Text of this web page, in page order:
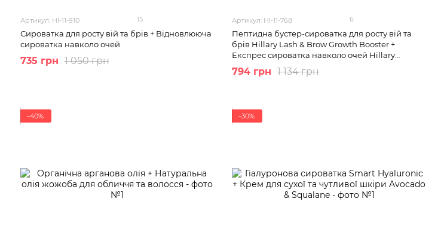
Артикул: HI-11-910 15
Сироватка для росту вій та брів + Відновлююча
сироватка навколо очей
1 050 грн
735 грн
Артикул: HI-11-768 6
Пептидна бустер-сироватка для росту вій та
брів Hillary Lash & Brow Growth Booster +
Експрес сироватка навколо очей Hillary
Express Eye Serum
1 134 грн
794 грн
−40% −30%